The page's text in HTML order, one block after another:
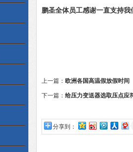
鹏圣全体员工感谢一直支持
上海鹏圣
行
2017年
上一篇： 欧洲各国高温假放假时间
下一篇： 给压力变送器选取压点应
分享到：